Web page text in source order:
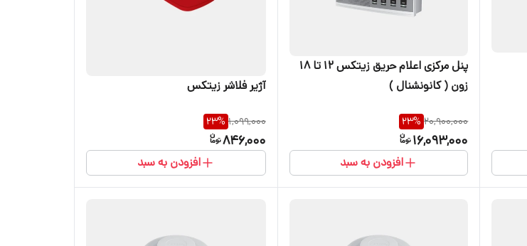
پنل مرکزی اعلام حریق زیتکس 12 تا 18
زون ( کانونشنال )
20,900,000
23%
16,093,000
افزودن به سبد
آژیر فلاشر زیتکس
1,099,000
23%
846,000
افزودن به سبد